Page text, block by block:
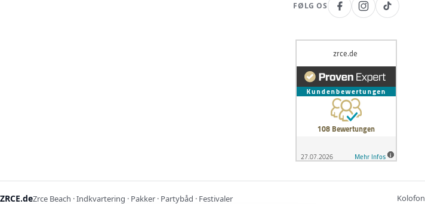
FØLG OS
ZRCE.deZrce Beach · Indkvartering · Pakker · Partybåd · Festivaler Kolofon